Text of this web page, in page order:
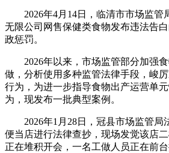
2026年4月14日，临清市市场监管
无限公司网售保健类食物发布违法告
政惩罚。
2026年以来，市场监管部分加强食
做，分析使用多种监管法律手段，峻
行为，为进一步指导食物出产运营单
为，现发布一批典型案例。
2026年1月28日，冠县市场监管局
便当店进行法律查抄，现场发觉该店
正在堆积开会，一名工做人员正在前